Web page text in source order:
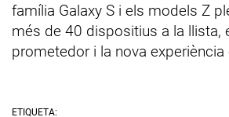
família Galaxy S i els models Z
més de 40 dispositius a la llista,
prometedor i la nova experiència
ETIQUETA: